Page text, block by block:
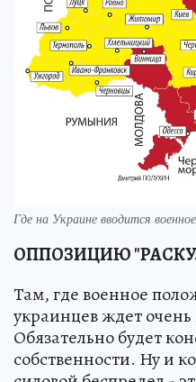
Где на Украине вводится
ОППОЗИЦИЮ
Там, где военное
украинцев ждет
Обязательно будет
собственности. Ну и